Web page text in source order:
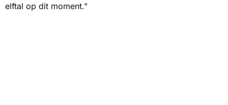
elftal op dit moment.”